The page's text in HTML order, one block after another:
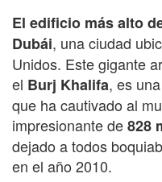
El edificio más alto
Dubái, una ciudad
Unidos. Este gigante
el Burj Khalifa, es
que ha cautivado al
impresionante de828
dejado a todos
en el año 2010.